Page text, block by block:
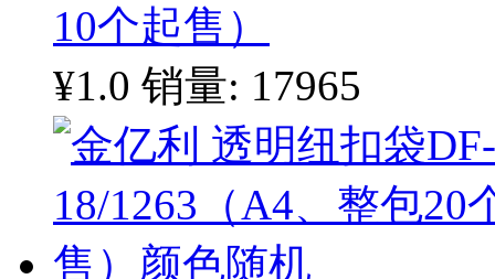
10个起售）
¥1.0 销量: 17965